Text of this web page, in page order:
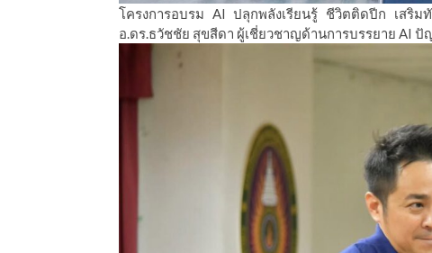
โครงการอบรม AI ปลุกพลังเรียนรู้ ชีวิตติดปีก เสริม
อ.ดร.ธวัชชัย สุขสีดา ผู้เชี่ยวชาญด้านการบรรยาย AI